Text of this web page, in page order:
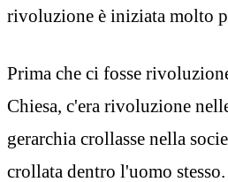
rivoluzione è iniziata molto
Prima che ci fosse
Chiesa, c'era rivoluzione
gerarchia crollasse nella
crollata dentro l'uomo